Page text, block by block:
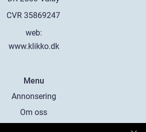
web:
www.klikko.dk
Menu
Annonsering
Om oss